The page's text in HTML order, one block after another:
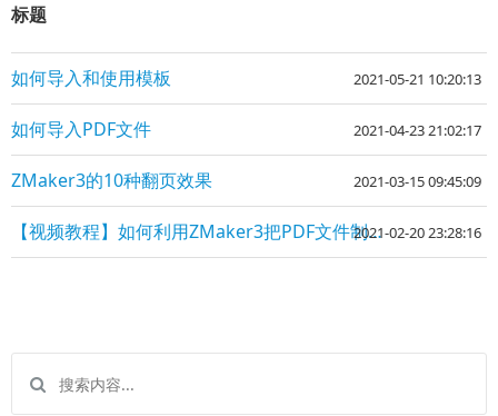
标题
如何导入和使用模板 2021-05-21 10:20:13
如何导入PDF文件 2021-04-23 21:02:17
ZMaker3的10种翻页效果 2021-03-15 09:45:09
【视频教程】如何利用ZMaker3把PDF文件制作成为电子杂志
2021-02-20 23:28:16